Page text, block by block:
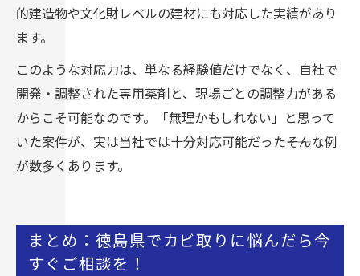
的建造物や文化財レベルの建材にも対応した実績があり
ます。
このような対応力は、単なる経験値だけでなく、自社で
開発・調整された専用薬剤と、現場ごとの調整力がある
からこそ可能なのです。「無理かもしれない」と思って
いた案件が、実は当社では十分対応可能だった――そんな例
が数多くあります。
まとめ：徳島県でカビ取りに悩んだら今
すぐご相談を！